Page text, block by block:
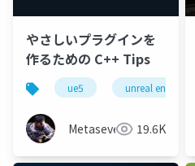
やさしいプラグインを
作るための C++ Tips
ue5 unreal engine
Metaseven 19.6K